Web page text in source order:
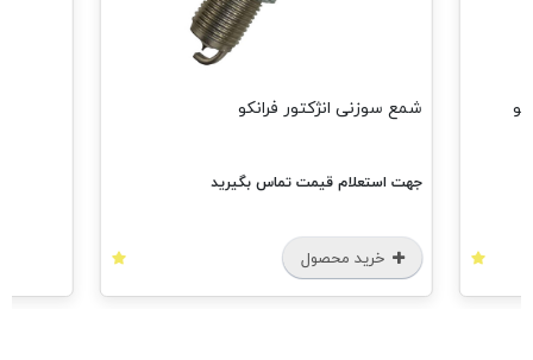
شمع سوزنی انژکتور فرانکو
جهت استعلام قیمت تماس بگیرید
خرید محصول